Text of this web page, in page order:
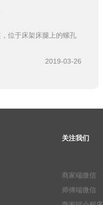
位于床架床腿上的螺孔
2019-03-26
关注我们
商家端微信
师傅端微信